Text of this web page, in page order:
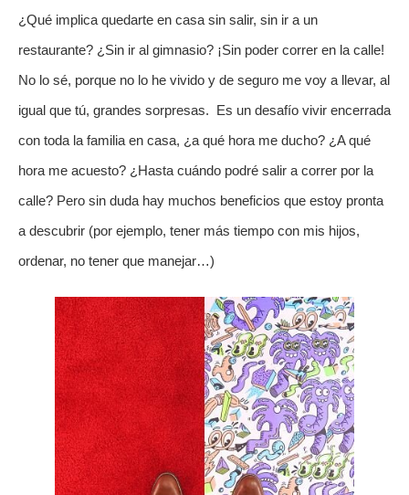
¿Qué implica quedarte en casa sin salir, sin ir a un
restaurante? ¿Sin ir al gimnasio? ¡Sin poder correr en la calle!
No lo sé, porque no lo he vivido y de seguro me voy a llevar, al
igual que tú, grandes sorpresas. Es un desafío vivir encerrada
con toda la familia en casa, ¿a qué hora me ducho? ¿A qué
hora me acuesto? ¿Hasta cuándo podré salir a correr por la
calle? Pero sin duda hay muchos beneficios que estoy pronta
a descubrir (por ejemplo, tener más tiempo con mis hijos,
ordenar, no tener que manejar…)